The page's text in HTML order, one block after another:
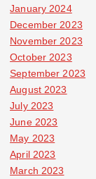
January 2024
December 2023
November 2023
October 2023
September 2023
August 2023
July 2023
June 2023
May 2023
April 2023
March 2023